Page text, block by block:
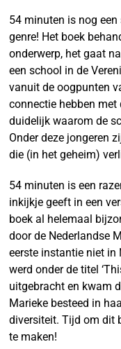
54 minuten is nog
genre! Het boek
onderwerp, het gaat
een school in de
vanuit de oogpunten
connectie hebben met
duidelijk waarom de
Onder deze jongeren
die (in het geheim)
54 minuten is een
inkijkje geeft in een
boek al helemaal
door de Nederlandse
eerste instantie niet in
werd onder de titel
uitgebracht en kwam
Marieke besteed in
diversiteit. Tijd om dit
te maken!